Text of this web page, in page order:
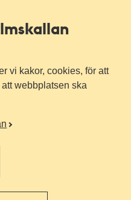
vi kakor, cookies, för att
webbplatsen ska